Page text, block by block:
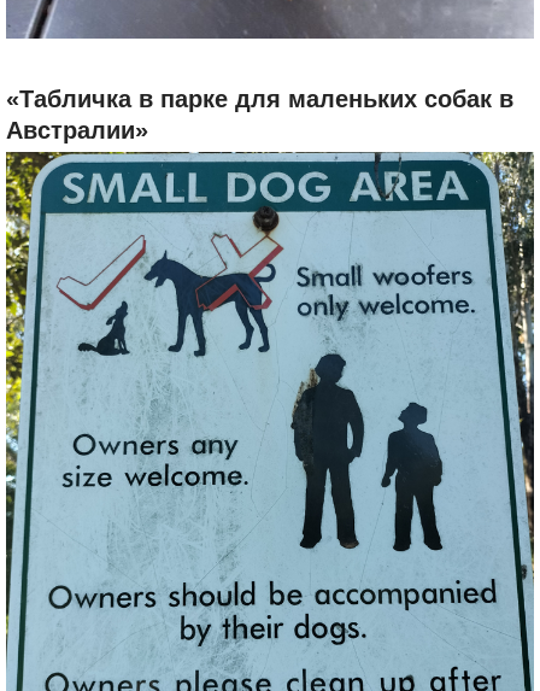
«Табличка в парке для маленьких собак в
Австралии»